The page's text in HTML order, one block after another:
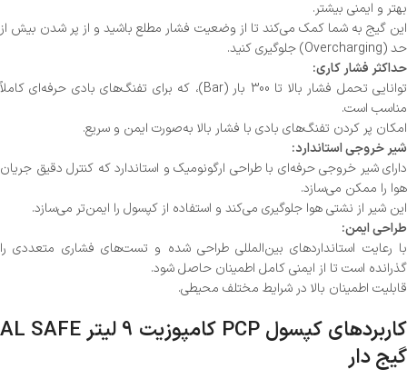
بهتر و ایمنی بیشتر.
این گیج به شما کمک می‌کند تا از وضعیت فشار مطلع باشید و از پر شدن بیش از
حد (Overcharging) جلوگیری کنید.
حداکثر فشار کاری:
توانایی تحمل فشار بالا تا 300 بار (Bar)، که برای تفنگ‌های بادی حرفه‌ای کاملاً
مناسب است.
امکان پر کردن تفنگ‌های بادی با فشار بالا به‌صورت ایمن و سریع.
شیر خروجی استاندارد:
دارای شیر خروجی حرفه‌ای با طراحی ارگونومیک و استاندارد که کنترل دقیق جریان
هوا را ممکن می‌سازد.
این شیر از نشتی هوا جلوگیری می‌کند و استفاده از کپسول را ایمن‌تر می‌سازد.
طراحی ایمن:
با رعایت استانداردهای بین‌المللی طراحی شده و تست‌های فشاری متعددی را
گذرانده است تا از ایمنی کامل اطمینان حاصل شود.
قابلیت اطمینان بالا در شرایط مختلف محیطی.
کاربردهای کپسول PCP کامپوزیت 9 لیتر AL SAFE
گیج دار